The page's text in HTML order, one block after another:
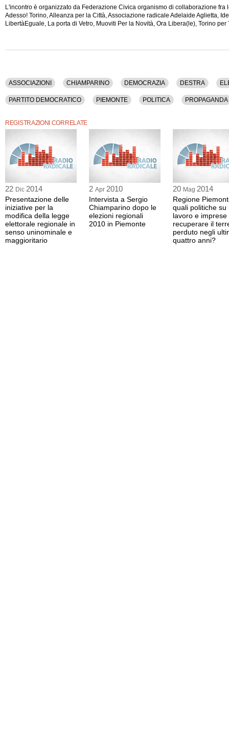
L'incontro è organizzato da Federazione Civica organismo di collaborazione fra
Adesso! Torino, Alleanza per la Città, Associazione radicale Adelaide Aglietta,
LibertàEguale, La porta di Vetro, Muoviti Per la Novità, Ora Libera(le), Torino per
ASSOCIAZIONI CHIAMPARINO DEMOCRAZIA DESTRA
PARTITO DEMOCRATICO PIEMONTE POLITICA PROPAGANDA
REGISTRAZIONI CORRELATE
22 Dic 2014
Presentazione delle
iniziative per la
modifica della legge
elettorale regionale in
senso uninominale e
maggioritario
2 Apr 2010
Intervista a Sergio
Chiamparino dopo le
elezioni regionali
2010 in Piemonte
20 Mag 2014
Regione
quali politiche su
lavoro e imprese
recuperare il
perduto negli
quattro anni?